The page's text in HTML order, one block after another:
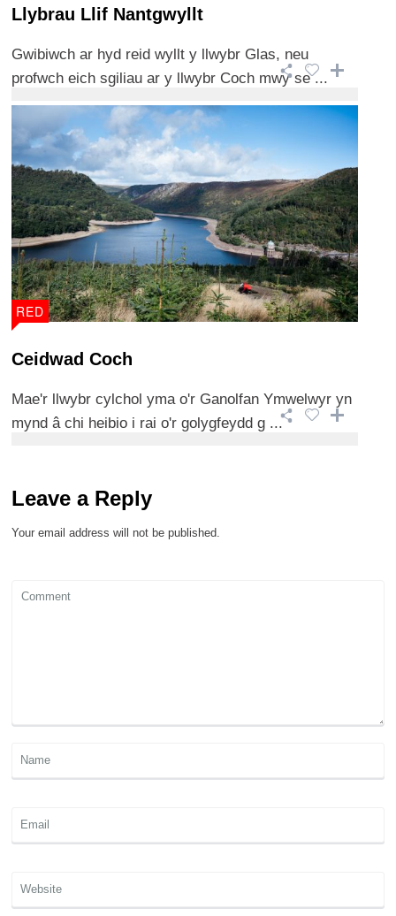
Llybrau Llif Nantgwyllt
Gwibiwch ar hyd reid wyllt y llwybr Glas, neu
profwch eich sgiliau ar y llwybr Coch mwy se ...
RED
Ceidwad Coch
Mae'r llwybr cylchol yma o'r Ganolfan Ymwelwyr yn
mynd â chi heibio i rai o'r golygfeydd g ...
Leave a Reply
Your email address will not be published.